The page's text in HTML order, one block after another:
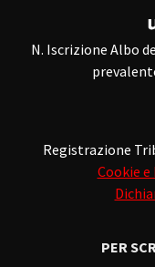
N. Iscrizione Albo
Registrazione
Cookie
PER